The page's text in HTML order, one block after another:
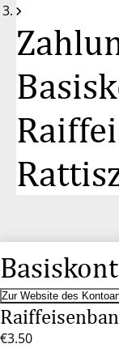
Zur Website des
€3.50